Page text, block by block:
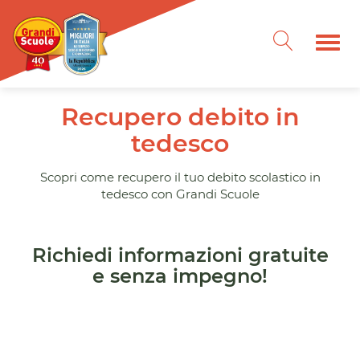
Recupero debito in
tedesco
Scopri come recupero il tuo debito scolastico in
tedesco con Grandi Scuole
Richiedi informazioni gratuite
e senza impegno!